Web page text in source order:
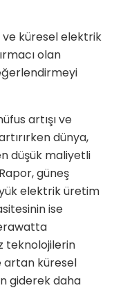
ve küresel elektrik
olan
artışı ve
dünya,
düşük maliyetli
güneş
elektrik üretim
ise
teknolojilerin
artan küresel
giderek daha